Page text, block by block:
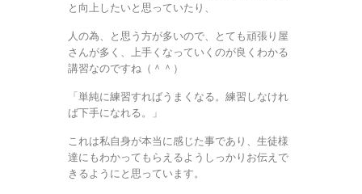
と向上したいと思っていたり、
人の為、と思う方が多いので、とても頑張り屋
さんが多く、上手くなっていくのが良くわかる
講習なのですね（＾＾）
「単純に練習すればうまくなる。練習しなけれ
ば下手になれる。」
これは私自身が本当に感じた事であり、生徒様
達にもわかってもらえるようしっかりお伝えで
きるようにと思っています。